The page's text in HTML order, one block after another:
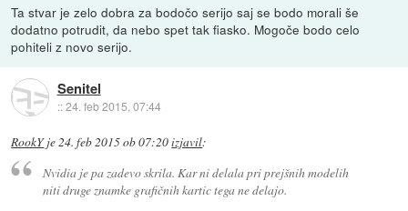
Ta stvar je zelo dobra za bodočo serijo saj se bodo morali še
dodatno potrudit, da nebo spet tak fiasko. Mogoče bodo celo
pohiteli z novo serijo.
Senitel
::24. feb 2015, 07:44
RookYje24. feb 2015 ob 07:20izjavil:
Nvidia je pa zadevo skrila. Kar ni delala pri prejšnih modelih
niti druge znamke grafičnih kartic tega ne delajo.